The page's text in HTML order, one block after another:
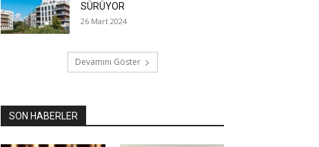
SÜRÜYOR
26 Mart 2024
Devamını Göster
SON HABERLER